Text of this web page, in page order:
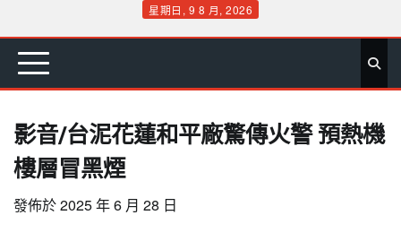
content
星期日, 9 8 月, 2026
首 要 娛 生 社 文 公 運 旅 政 地 專
影音/台泥花蓮和平廠驚傳火警 預熱機
樓層冒黑煙
發佈於2025 年 6 月 28 日